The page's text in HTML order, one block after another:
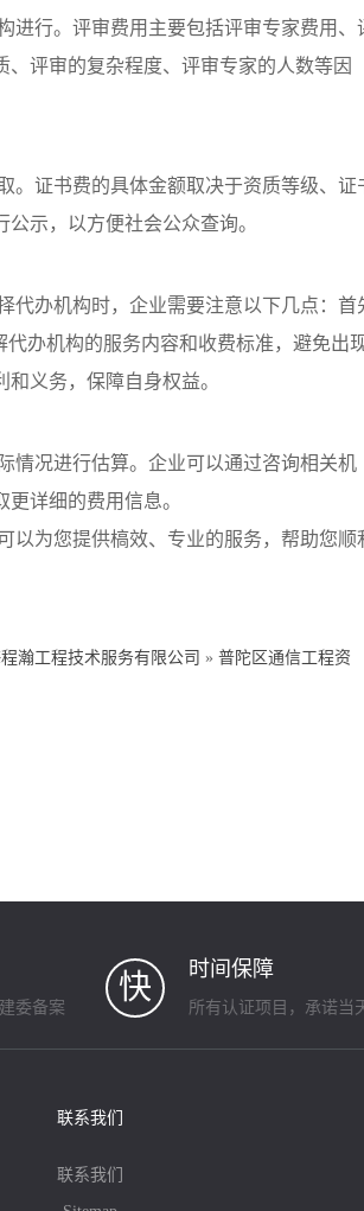
进行。评审费用主要包括评审专家费用、
评审的复杂程度、评审专家的人数等因
。证书费的具体金额取决于资质等级、证
示，以方便社会公众查询。
代办机构时，企业需要注意以下几点：首
办机构的服务内容和收费标准，避免出
义务，保障自身权益。
情况进行估算。企业可以通过咨询相关机
详细的费用信息。
以为您提供槁效、专业的服务，帮助您顺
程瀚工程技术服务有限公司 » 普陀区通信工程资
委备案
快 时间保障
所有认证项目，承诺当
联系我们
联系我们